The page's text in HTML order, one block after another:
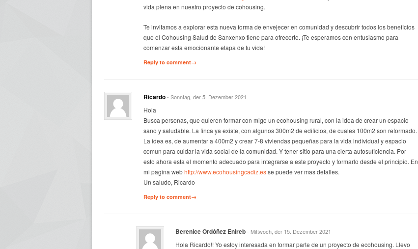
vida plena en nuestro proyecto de cohousing.
Te invitamos a explorar esta nueva forma de envejecer en comunidad y descubrir todos los beneficios
que el Cohousing Salud de Sanxenxo tiene para ofrecerte. ¡Te esperamos con entusiasmo para
comenzar esta emocionante etapa de tu vida!
Reply to comment→
Ricardo- Sonntag, der 5. Dezember 2021
Hola
Busca personas, que quieren formar con migo un ecohousing rural, con la idea de crear un espacio
sano y saludable. La finca ya existe, con algunos 300m2 de edificios, de cuales 100m2 son reformado.
La idea es, de aumentar a 400m2 y crear 7-8 viviendas pequeñas para la vida individual y espacio
comun para cuidar la vida social de la comunidad. Y tener sitio para una cierta autosuficiencia. Por
esto ahora esta el momento adecuado para integrarse a este proyecto y formarlo desde el principio. En
mi pagina webhttp://www.ecohousingcadiz.esse puede ver mas detalles.
Un saludo, Ricardo
Reply to comment→
Berenice Ordóñez Enireb- Mittwoch, der 15. Dezember 2021
Hola Ricardo!! Yo estoy interesada en formar parte de un proyecto de ecohousing. Llevo